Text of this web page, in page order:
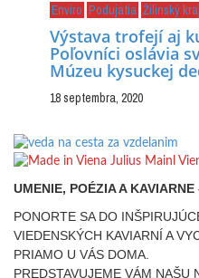
Enviro Podujatia Žilinský kraj
Výstava trofejí aj
Poľovníci oslávia
Múzeu kysuckej
18 septembra, 2020
UMENIE, POÉZIA A KAVIARNE
PONORTE SA DO
VIEDENSKÝCH KAVIARNÍ A
PRIAMO U VÁS DOMA.
PREDSTAVUJEME VÁM NAŠU